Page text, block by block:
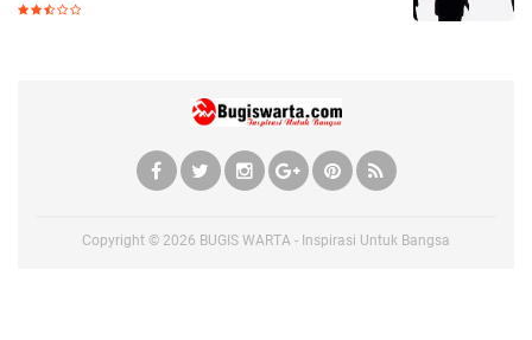
Copyright © 2026 BUGIS WARTA - Inspirasi Untuk Bangsa